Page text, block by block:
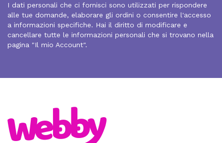
I dati personali che ci fornisci sono utilizzati per rispondere
alle tue domande, elaborare gli ordini o consentire l'accesso
a informazioni specifiche. Hai il diritto di modificare e
cancellare tutte le informazioni personali che si trovano nella
pagina "Il mio Account".